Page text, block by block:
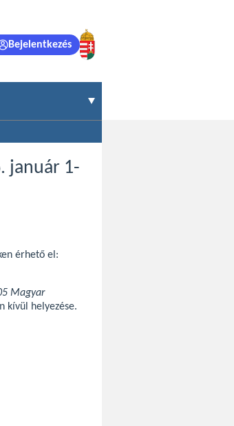
Bejelentkezés
január 1-
érhető el:
Magyar
kívül helyezése.